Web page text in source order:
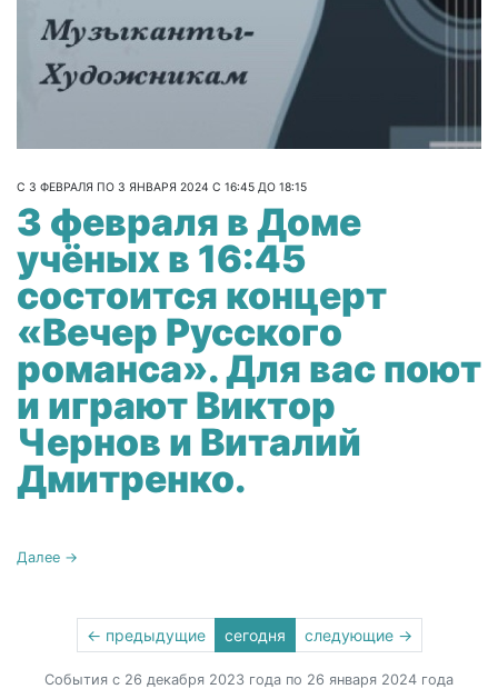
С 3 ФЕВРАЛЯ ПО 3 ЯНВАРЯ 2024 С 16:45 ДО 18:15
3 февраля в Доме
учёных в 16:45
состоится концерт
«Вечер Русского
романса». Для вас поют
и играют Виктор
Чернов и Виталий
Дмитренко.
Далее →
← предыдущие сегодня следующие →
События с 26 декабря 2023 года по 26 января 2024 года